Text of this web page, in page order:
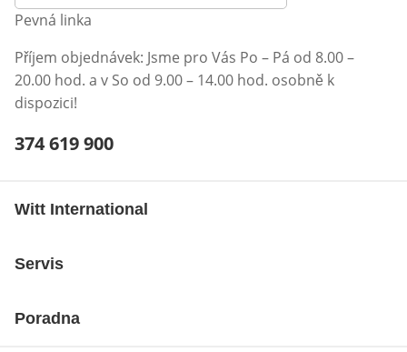
Pevná linka
Příjem objednávek: Jsme pro Vás Po – Pá od 8.00 –
20.00 hod. a v So od 9.00 – 14.00 hod. osobně k
dispozici!
Telefonní číslo:
374 619 900
Witt International
Servis
Poradna